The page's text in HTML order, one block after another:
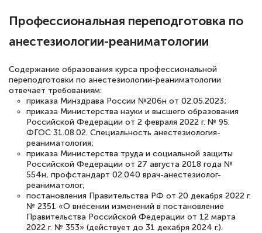
полезных материалов помогли
подготовиться к тестированию. Это
статьи. Времени на подготовку
достаточно. Курс помогает пройти
аттестацию в школе. Спасибо!
Евгения Коротких
Знаток города 2 уровня
12 марта 2026
Спасибо большое Академии! Грамотное,
Профессиональная переподготовка по
анестезиологии-реаниматологии
Содержание образования курса профессиональной
переподготовки по анестезиологии-реаниматологии
отвечает требованиям:
приказа Минздрава России №206н от 02.05.2023;
приказа Министерства науки и высшего образования
Российской Федерации от 2 февраля 2022 г. № 95.
ФГОС 31.08.02. Специальность анестезиология-
реаниматология;
приказа Министерства труда и социальной защиты
Российской Федерации от 27 августа 2018 года №
554н, профстандарт 02.040 врач-анестезиолог-
реаниматолог;
постановления Правительства РФ от 20 декабря 2022 г.
№ 2351 «О внесении изменений в постановление
Правительства Российской Федерации от 12 марта
2022 г. № 353» (действует до 31 декабря 2024 г.).